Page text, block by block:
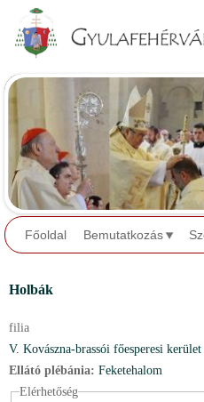
Főoldal Bemutatkozás
Holbák
filia
V. Kovászna-brassói főesperesi kerület
Ellátó plébánia: Feketehalom
Elérhetőség